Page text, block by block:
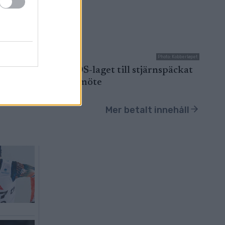
Photo: Kobberløpet
Halva OS-laget till stjärnspäckat
mästarmöte
Mer betalt innehåll